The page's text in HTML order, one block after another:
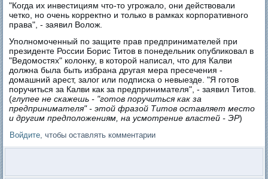
"Когда их инвестициям что-то угрожало, они действовали
четко, но очень корректно и только в рамках корпоративного
права", - заявил Волож.
Уполномоченный по защите прав предпринимателей при
президенте России Борис Титов в понедельник опубликовал в
"Ведомостях" колонку, в которой написал, что для Калви
должна была быть избрана другая мера пресечения -
домашний арест, залог или подписка о невыезде. "Я готов
поручиться за Калви как за предпринимателя", - заявил Титов.
(глупее не скажешь - "готов поручиться как за
предпринимателя" - этой фразой Титов оставляет место
и другим предположениям, на усмотрение властей - ЭР)
Войдите, чтобы оставлять комментарии